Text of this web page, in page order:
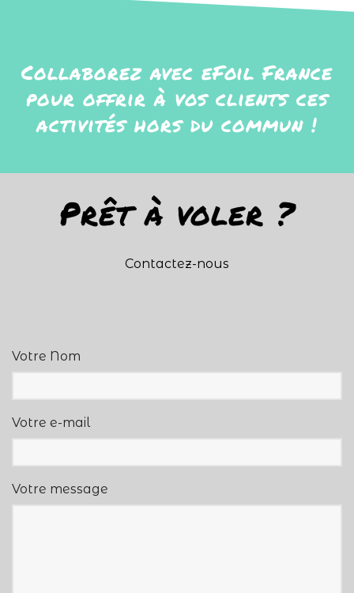
Collaborez avec eFoil France
pour offrir à vos clients ces
activités hors du commun !
Prêt à voler ?
Contactez-nous
Votre Nom
Votre e-mail
Votre message